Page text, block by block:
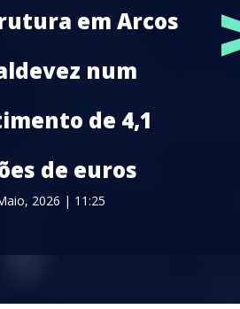
em Arcos
num
de 4,1
de euros
2026 | 11:25